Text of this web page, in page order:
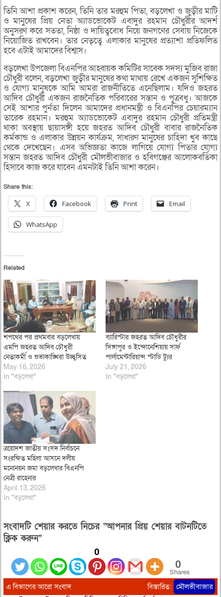
তিনি আশা প্রকাশ করেন, তিনি তার মরহুম পিতা, বড়লেখা ও জুড়ীর মাটি
ও মানুষের প্রিয় নেতা অ্যাডভোকেট এবাদুর রহমান চৌধুরীর আদর্শ
অনুসরণ করে সততা, নিষ্ঠা ও দায়িত্ববোধ নিয়ে জনগণের সেবায় নিজেকে
নিয়োজিত রাখবেন। তার নেতৃত্বে এলাকার মানুষের প্রত্যাশা প্রতিফলিত
হবে এটাই আমাদের বিশ্বাস।
বড়লেখা উপজেলা বিএনপির আহ্বায়ক কমিটির সাবেক সদস্য মুজিব রাজা
চৌধুরী বলেন, বড়লেখা জুড়ীর মানুষের কথা মাথায় রেখে একজন সুশিক্ষিত
ও যোগ্য মানুষকে আমি আমরা রাজনীতিতে এনেছিলাম। যদিও জহরত
আদিব চৌধুরী একজন রাজনৈতিক পরিবারের সন্তান ও পুত্রবধু। আজকে
সেই আশার পুর্নতা দিলেন আমাদের প্রধানমন্ত্রী ও বিএনপির চেয়ারম্যান
তারেক রহমান। মরহুম অ্যাডভোকেট এবাদুর রহমান চৌধুরী প্রতিমন্ত্রী
থাকা অবস্থায় ছায়াসঙ্গী হয়ে জহরত আদিব চৌধুরী বাবার রাজনৈতিক
কর্মকান্ড ও এলাকার উন্নয়ন কার্যক্রম, সাধারণ মানুষের চাহিদা খুব কাছে
থেকে দেখেছেন। এসব অভিজ্ঞতা কাজে লাগিয়ে যোগ্য পিতার যোগ্য
সন্তান জহরত আদিব চৌধুরী মৌলভীবাজার ও হবিগঞ্জের আলোকবর্তিকা
হিসাবে কাজ করে যাবেন এমনটাই তিনি আশা করেন।
Share this:
X Facebook Print Email
WhatsApp
Related
শপথের পর প্রথমবার বড়লেখায়
এমপি জহরত আদিব চৌধুরী
নেতাকর্মী ও শুভাকাঙ্খিরা উচ্ছ্বসিত
May 16, 2026
In "বড়লেখা"
ব্যারিস্টার জহরত আদিব চৌধুরীর
সিঙ্গাপুর ও ইন্দোনেশিয়ায় সার্ফ
পার্লামেন্টারিয়ান্স স্টাডি ট্যুর
July 21, 2026
In "বড়লেখা"
ত্রয়োদশ জাতীয় সংসদ নির্বাচনে
সংরক্ষিত মহিলা আসনে দলীয়
মনোনয়ন জমা বড়লেখার বিএনপি
নেত্রী রাহেনার
April 13, 2026
In "বড়লেখা"
সংবাদটি শেয়ার করতে নিচের “আপনার প্রিয় শেয়ার বাটনটিতে
ক্লিক করুন”
0
0
Shares
এ বিভাগের আরো সংবাদ বিস্তারিত: মৌলভীবাজার